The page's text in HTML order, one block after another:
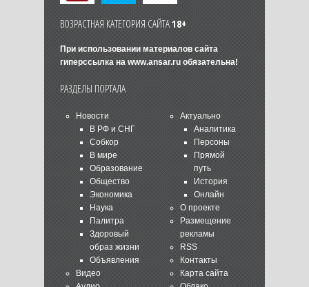
ВОЗРАСТНАЯ КАТЕГОРИЯ САЙТА18+
При использовании материалов сайта
гиперссылка на www.ansar.ruобязательна!
РАЗДЕЛЫ ПОРТАЛА
Новости
В РФ и СНГ
Собкор
В мире
Образование
Общество
Экономика
Наука
Палитра
Здоровый
образ жизни
Объявления
Видео
Актуально
Аналитика
Персоны
Прямой
путь
История
Онлайн
О проекте
Размещение
рекламы
RSS
Контакты
Карта сайта